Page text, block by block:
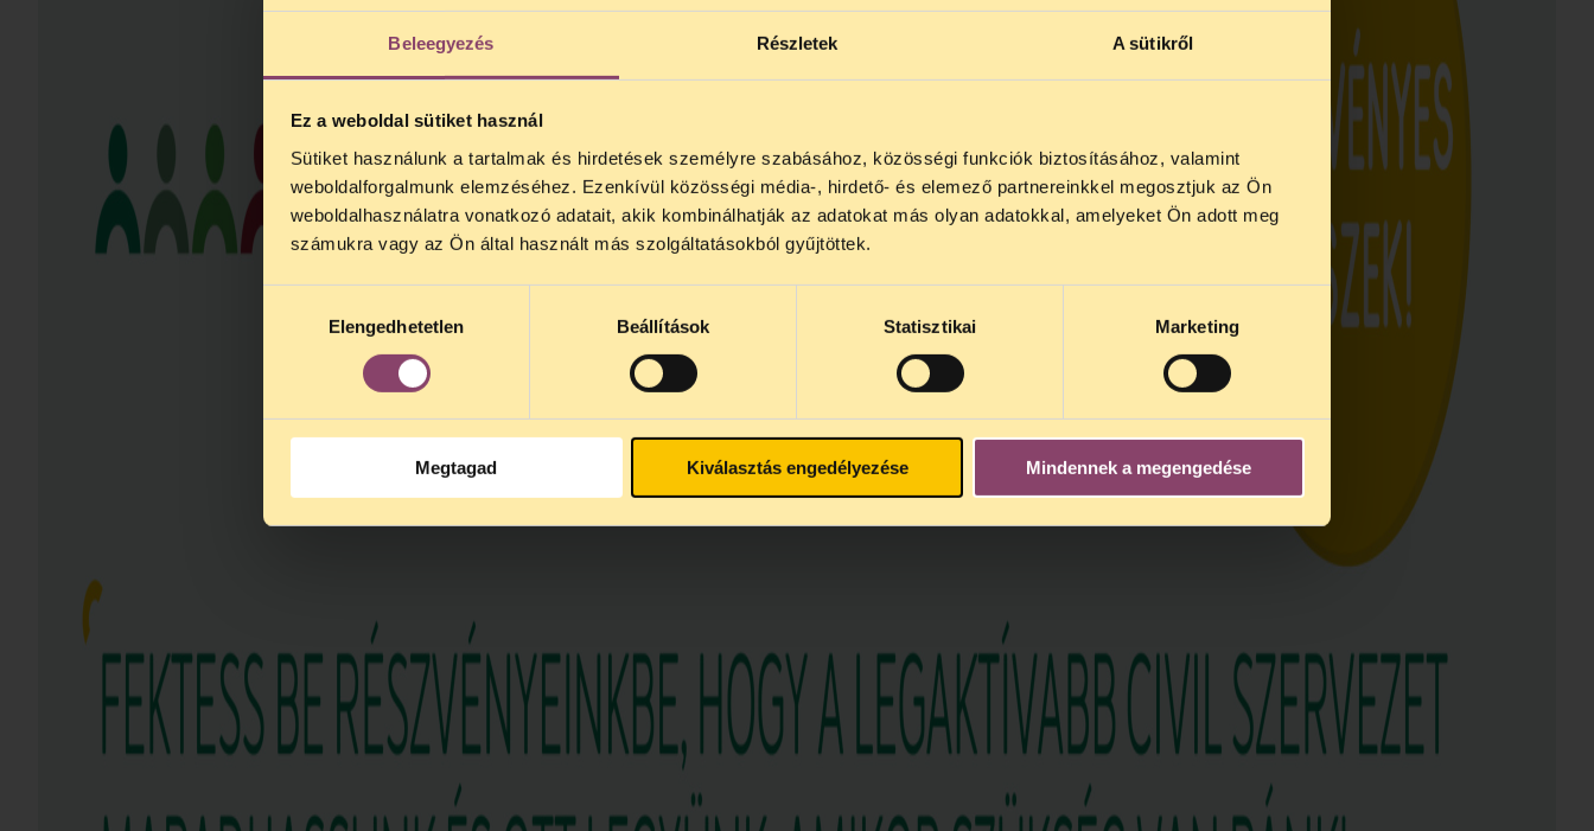
Beleegyezés Részletek A sütikről
Ez a weboldal sütiket használ
Sütiket használunk a tartalmak és hirdetések személyre szabásához, közösségi funkciók biztosításához, valamint
weboldalforgalmunk elemzéséhez. Ezenkívül közösségi média-, hirdető- és elemező partnereinkkel megosztjuk az Ön
weboldalhasználatra vonatkozó adatait, akik kombinálhatják az adatokat más olyan adatokkal, amelyeket Ön adott meg
számukra vagy az Ön által használt más szolgáltatásokból gyűjtöttek.
kiválasztásaElengedhetetlen Beállítások Statisztikai Marketing
Megtagad Kiválasztás engedélyezése Mindennek a megengedése
TELEFONOS JOGSEGÉLY SZÜNET!
Kedves érdeklődő, Tájékoztatjuk, hogytelefonos jogsegélyünk július 27 és augusztus 24
között szünetel. Az első telefonos jogsegélyaugusztus 25-én kedden, 13 és 15 óra